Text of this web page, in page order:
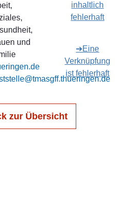
und
inhaltlich
fehlerhaft
➔Eine
Verknüpfung
ist fehlerhaft
zur Übersicht